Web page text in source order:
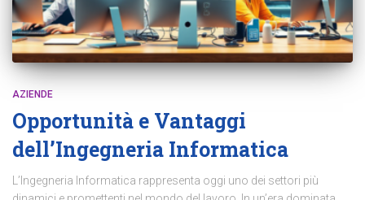
AZIENDE
Opportunità e Vantaggi
dell’Ingegneria Informatica
L’Ingegneria Informatica rappresenta oggi uno dei settori più